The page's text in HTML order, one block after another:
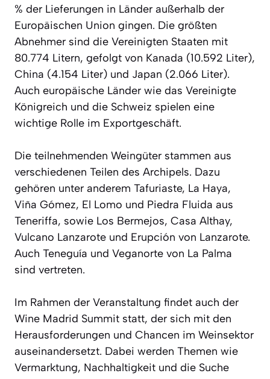
% der Lieferungen in Länder außerhalb der
Europäischen Union gingen. Die größten
Abnehmer sind die Vereinigten Staaten mit
80.774 Litern, gefolgt von Kanada (10.592 Liter),
China (4.154 Liter) und Japan (2.066 Liter).
Auch europäische Länder wie das Vereinigte
Königreich und die Schweiz spielen eine
wichtige Rolle im Exportgeschäft.
Die teilnehmenden Weingüter stammen aus
verschiedenen Teilen des Archipels. Dazu
gehören unter anderem Tafuriaste, La Haya,
Viña Gómez, El Lomo und Piedra Fluida aus
Teneriffa, sowie Los Bermejos, Casa Althay,
Vulcano Lanzarote und Erupción von Lanzarote.
Auch Teneguía und Veganorte von La Palma
sind vertreten.
Im Rahmen der Veranstaltung findet auch der
Wine Madrid Summit statt, der sich mit den
Herausforderungen und Chancen im Weinsektor
auseinandersetzt. Dabei werden Themen wie
Vermarktung, Nachhaltigkeit und die Suche